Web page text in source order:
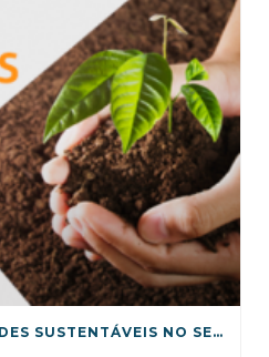
COMO INCLUIR ATITUDES SUSTENTÁVEIS NO SEU DIA A DIA?